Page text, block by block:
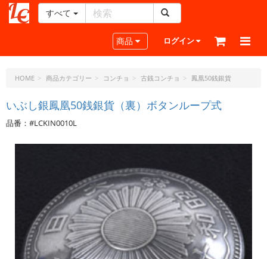
ー
ラ
ト・
ド
ッ
ト・
すべて
Toggle navigation
商品 ログイン
HOME 商品カテゴリー コンチョ 古銭コンチョ 鳳凰50銭銀貨
いぶし銀鳳凰50銭銀貨（裏）ボタンループ式
品番：#LCKIN0010L